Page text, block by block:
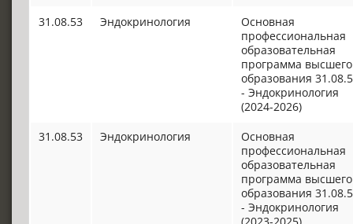
31.08.53
Эндокринология
Основная
профессиональная
образовательная
программа высшего
образования
- Эндокринология
(2024-2026)
31.08.53
Эндокринология
Основная
профессиональная
образовательная
программа высшего
образования
- Эндокринология